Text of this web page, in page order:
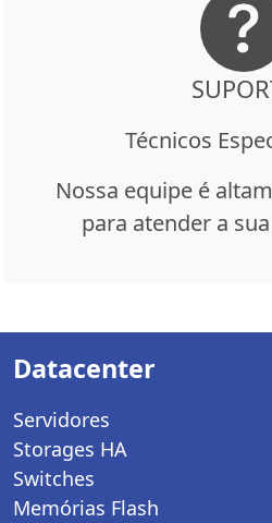
Técnicos
Nossa equipe é
para atender a
Datacenter
Servidores
Storages HA
Switches
Memórias Flash